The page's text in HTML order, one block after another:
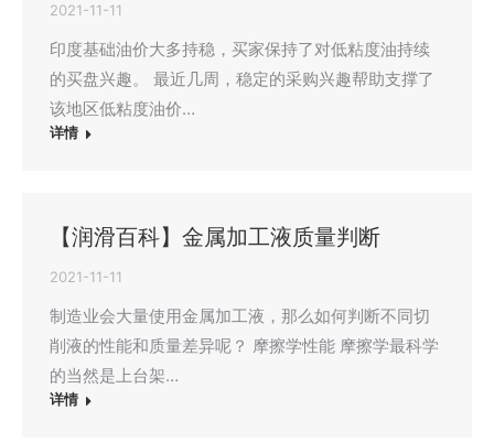
2021-11-11
印度基础油价大多持稳，买家保持了对低粘度油持续
的买盘兴趣。 最近几周，稳定的采购兴趣帮助支撑了
该地区低粘度油价…
详情
【润滑百科】金属加工液质量判断
2021-11-11
制造业会大量使用金属加工液，那么如何判断不同切
削液的性能和质量差异呢？ 摩擦学性能 摩擦学最科学
的当然是上台架…
详情